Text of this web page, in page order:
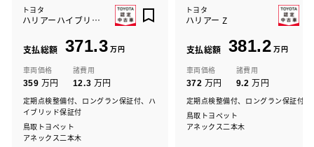
トヨタ
ハリアーハイブリッド G
支払総額 371.3 万円
車両価格
359 万円
諸費用
12.3 万円
定期点検整備付、ロングラン保証付、ハ
イブリッド保証付
鳥取トヨペット
アネックス二本木
トヨタ
ハリアー Z
支払総額 381.2 万円
車両価格
372 万円
諸費用
9.2 万円
定期点検整備付、ロングラン保証付
鳥取トヨペット
アネックス二本木